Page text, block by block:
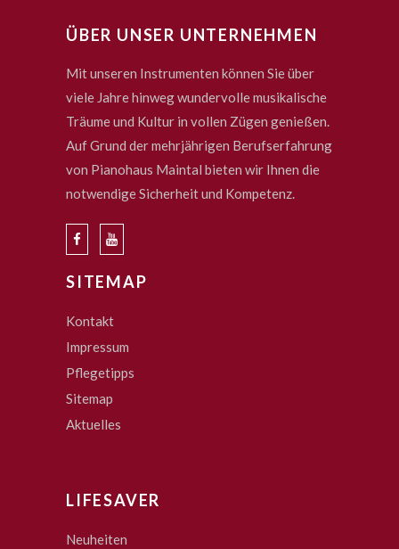
ÜBER UNSER UNTERNEHMEN
Mit unseren Instrumenten können Sie über
viele Jahre hinweg wundervolle musikalische
Träume und Kultur in vollen Zügen genießen.
Auf Grund der mehrjährigen Berufserfahrung
von Pianohaus Maintal bieten wir Ihnen die
notwendige Sicherheit und Kompetenz.
SITEMAP
Kontakt
Impressum
Pflegetipps
Sitemap
Aktuelles
LIFESAVER
Neuheiten